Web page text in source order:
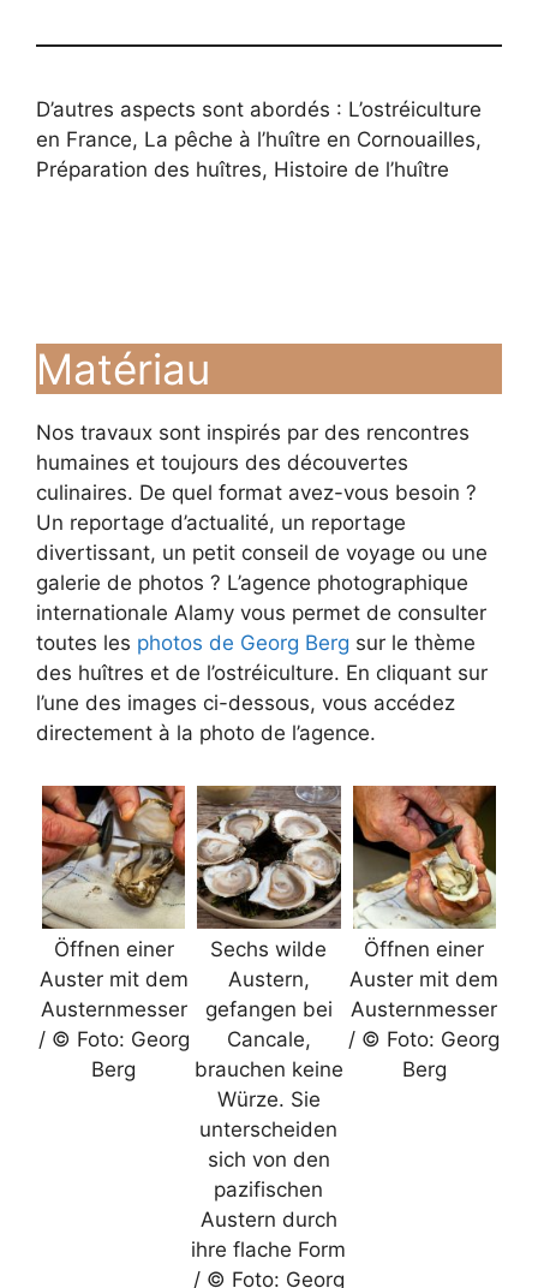
D’autres aspects sont abordés : L’ostréiculture
en France, La pêche à l’huître en Cornouailles,
Préparation des huîtres, Histoire de l’huître
Matériau
Nos travaux sont inspirés par des rencontres
humaines et toujours des découvertes
culinaires. De quel format avez-vous besoin ?
Un reportage d’actualité, un reportage
divertissant, un petit conseil de voyage ou une
galerie de photos ? L’agence photographique
internationale Alamy vous permet de consulter
toutes les photos de Georg Berg sur le thème
des huîtres et de l’ostréiculture. En cliquant sur
l’une des images ci-dessous, vous accédez
directement à la photo de l’agence.
Öffnen einer
Auster mit dem
Austernmesser
/ © Foto: Georg
Berg
Sechs wilde
Austern,
gefangen bei
Cancale,
brauchen keine
Würze. Sie
unterscheiden
sich von den
pazifischen
Austern durch
ihre flache Form
/ © Foto: Georg
Öffnen einer
Auster mit dem
Austernmesser
/ © Foto: Georg
Berg